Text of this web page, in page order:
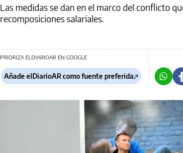
Las medidas se dan en el marco del conflicto
recomposiciones salariales.
PRIORIZA ELDIARIOAR EN GOOGLE
Añade elDiarioAR como fuente preferida